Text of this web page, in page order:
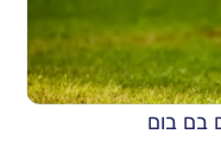
בם בום